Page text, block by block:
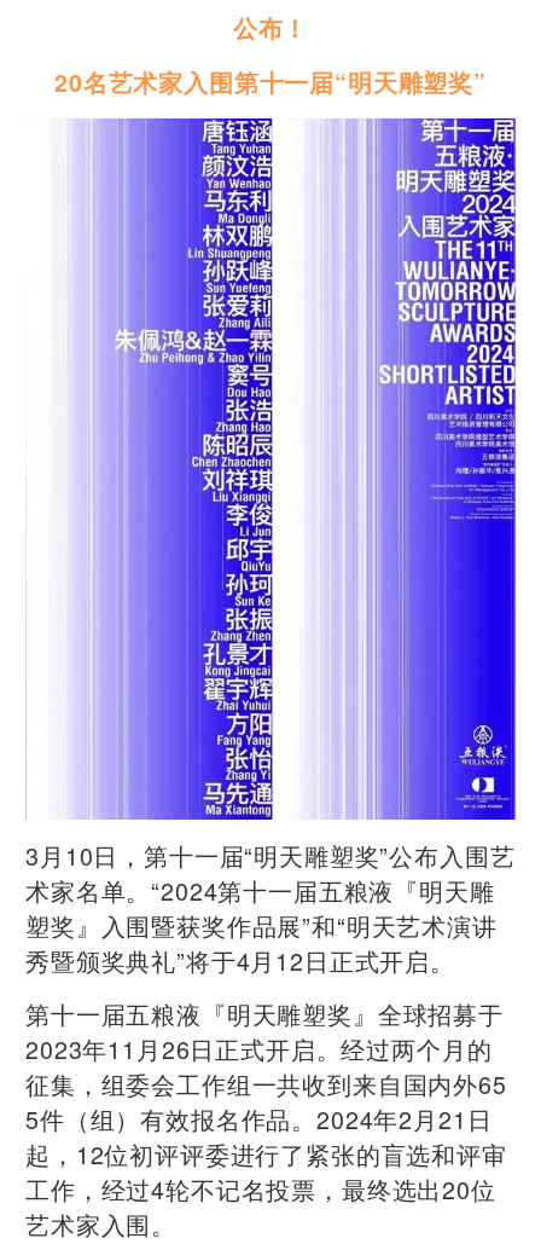
公布！
20名艺术家入围第十一届“明天雕塑奖”
3月10日，第十一届“明天雕塑奖”公布入围艺
术家名单。“2024第十一届五粮液『明天雕
塑奖』入围暨获奖作品展”和“明天艺术演讲
秀暨颁奖典礼”将于4月12日正式开启。
第十一届五粮液『明天雕塑奖』全球招募于
2023年11月26日正式开启。经过两个月的
征集，组委会工作组一共收到来自国内外65
5件（组）有效报名作品。2024年2月21日
起，12位初评评委进行了紧张的盲选和评审
工作，经过4轮不记名投票，最终选出20位
艺术家入围。